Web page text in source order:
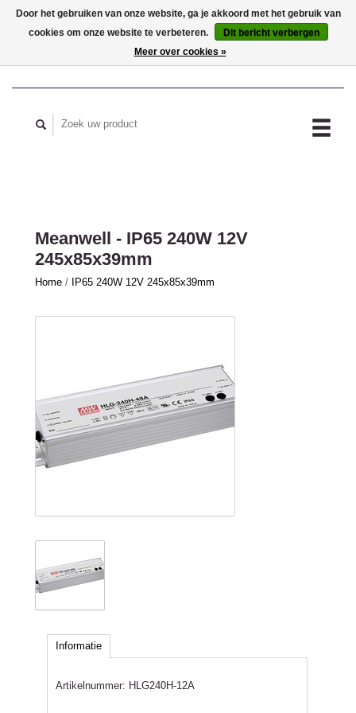
MIJN ACCOUNT
Meanwell - IP65 240W 12V
245x85x39mm
Home / IP65 240W 12V 245x85x39mm
Informatie
Artikelnummer: HLG240H-12A
Door het gebruiken van onze website, ga je akkoord met het gebruik van
cookies om onze website te verbeteren.
Dit bericht verbergen
Meer over cookies »